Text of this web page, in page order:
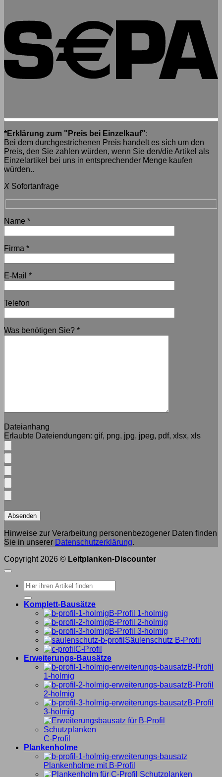
*Erklärung zum "Preis bei Einzelkauf":
Bei dem durchgestrichenen Preis handelt es sich um den
Preis, den Sie zahlen würden, wenn Sie den/die Artikel als
Einzelartikel bei uns in entsprechender Menge kaufen
würden..
X Sofortanfrage
Name *
Firma *
E-Mail *
Telefon
Was benötigen Sie? *
Dateianhang
Erlaubte Dateiendungen: gif, png, jpg, jpeg, pdf, xlsx, xls
Hinweise zur Verarbeitung personenbezogener Daten finden
Sie in unserer Datenschutzerklärung.
Copyright 2026 © Leitplanken-Discounter
Suche
nach:
Komplett-Bausätze
B-Profil 1-holmig
B-Profil 2-holmig
B-Profil 3-holmig
Säulenschutz B-Profil
C-Profil
Erweiterungs-Bausätze
B-Profil
1-holmig
B-Profil
2-holmig
B-Profil
3-holmig
C-Profil
Plankenholme
Plankenholme mit B-Profil